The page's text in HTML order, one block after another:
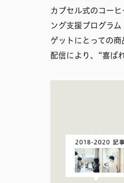
カプセル式のコー
ング支援プログラ
ゲットにとっての
配信により、“喜ば